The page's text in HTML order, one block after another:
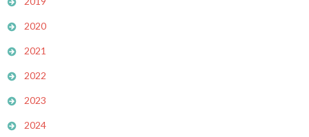
2020
2021
2022
2023
2024